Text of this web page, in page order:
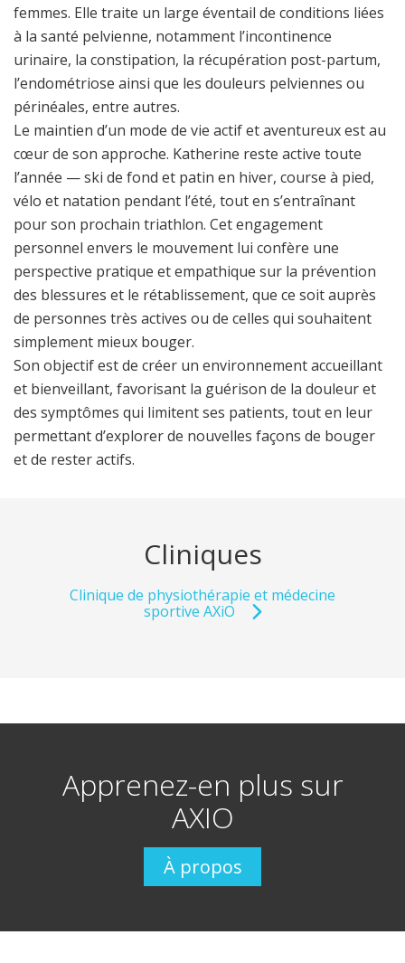
femmes. Elle traite un large éventail de conditions liées
à la santé pelvienne, notamment l’incontinence
urinaire, la constipation, la récupération post-partum,
l’endométriose ainsi que les douleurs pelviennes ou
périnéales, entre autres.
Le maintien d’un mode de vie actif et aventureux est au
cœur de son approche. Katherine reste active toute
l’année — ski de fond et patin en hiver, course à pied,
vélo et natation pendant l’été, tout en s’entraînant
pour son prochain triathlon. Cet engagement
personnel envers le mouvement lui confère une
perspective pratique et empathique sur la prévention
des blessures et le rétablissement, que ce soit auprès
de personnes très actives ou de celles qui souhaitent
simplement mieux bouger.
Son objectif est de créer un environnement accueillant
et bienveillant, favorisant la guérison de la douleur et
des symptômes qui limitent ses patients, tout en leur
permettant d’explorer de nouvelles façons de bouger
et de rester actifs.
Cliniques
Clinique de physiothérapie et médecine
sportive AXiO
Apprenez-en plus sur
AXIO
À propos